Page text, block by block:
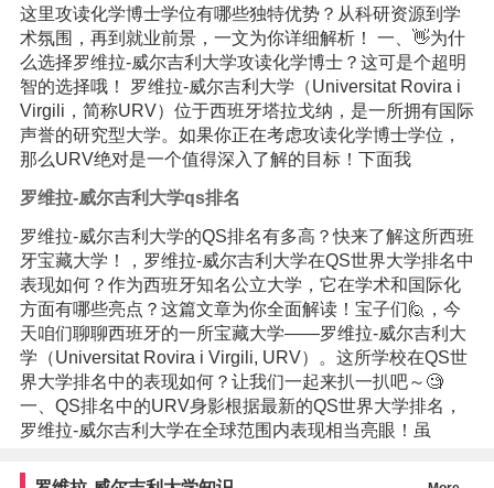
这里攻读化学博士学位有哪些独特优势？从科研资源到学
术氛围，再到就业前景，一文为你详细解析！ 一、👋为什
么选择罗维拉-威尔吉利大学攻读化学博士？这可是个超明
智的选择哦！ 罗维拉-威尔吉利大学（Universitat Rovira i
Virgili，简称URV）位于西班牙塔拉戈纳，是一所拥有国际
声誉的研究型大学。如果你正在考虑攻读化学博士学位，
那么URV绝对是一个值得深入了解的目标！下面我
罗维拉-威尔吉利大学qs排名
罗维拉-威尔吉利大学的QS排名有多高？快来了解这所西班
牙宝藏大学！，罗维拉-威尔吉利大学在QS世界大学排名中
表现如何？作为西班牙知名公立大学，它在学术和国际化
方面有哪些亮点？这篇文章为你全面解读！宝子们🙋，今
天咱们聊聊西班牙的一所宝藏大学——罗维拉-威尔吉利大
学（Universitat Rovira i Virgili, URV）。这所学校在QS世
界大学排名中的表现如何？让我们一起来扒一扒吧～🧐
一、QS排名中的URV身影根据最新的QS世界大学排名，
罗维拉-威尔吉利大学在全球范围内表现相当亮眼！虽